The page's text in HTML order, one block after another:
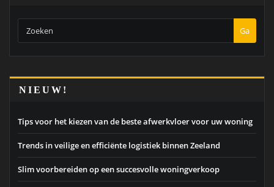
Ga
NIEUW!
Tips voor het kiezen van de beste afwerkvloer voor uw woning
Trends in veilige en efficiënte logistiek binnen Zeeland
Slim voorbereiden op een succesvolle woningverkoop